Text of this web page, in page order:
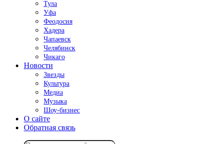
Тула
Уфа
Феодосия
Хадера
Чапаевск
Челябинск
Чикаго
Новости
Звезды
Культура
Медиа
Музыка
Шоу-бизнес
О сайте
Обратная связь